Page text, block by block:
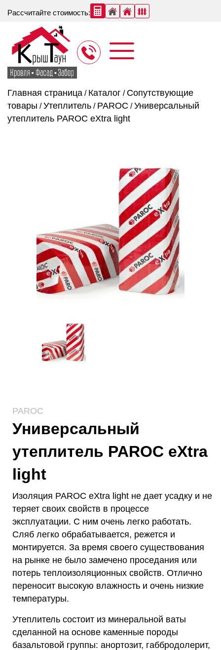
Рассчитайте стоимость:
Главная страница / Каталог / Сопутствующие
товары /Утеплитель / PAROC /Универсальный
утеплитель PAROC eXtra light
PAROC
Универсальный
утеплитель PAROC eXtra
light
Изоляция PAROC eXtra light не дает усадку и не
теряет своих свойств в процессе
эксплуатации. С ним очень легко работать.
Сляб легко обрабатывается, режется и
монтируется. За время своего существования
на рынке не было замечено проседания или
потерь теплоизоляционных свойств. Отлично
переносит высокую влажность и очень низкие
температуры.
Утеплитель состоит из минеральной ваты
сделанной на основе каменные породы
базальтовой группы: анортозит, габбродолерит,